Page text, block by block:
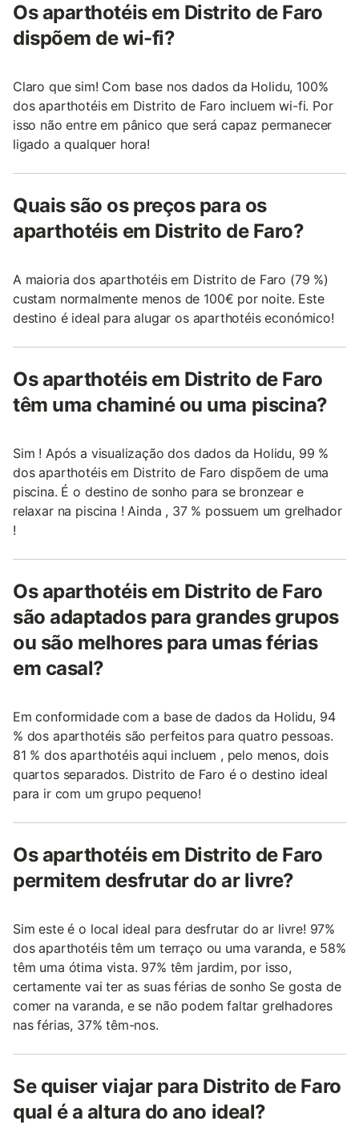
Os aparthotéis em Distrito de Faro
dispõem de wi-fi?
Claro que sim! Com base nos dados da Holidu, 100%
dos aparthotéis em Distrito de Faro incluem wi-fi. Por
isso não entre em pânico que será capaz permanecer
ligado a qualquer hora!
Quais são os preços para os
aparthotéis em Distrito de Faro?
A maioria dos aparthotéis em Distrito de Faro (79 %)
custam normalmente menos de 100€ por noite. Este
destino é ideal para alugar os aparthotéis económico!
Os aparthotéis em Distrito de Faro
têm uma chaminé ou uma piscina?
Sim ! Após a visualização dos dados da Holidu, 99 %
dos aparthotéis em Distrito de Faro dispõem de uma
piscina. É o destino de sonho para se bronzear e
relaxar na piscina ! Ainda , 37 % possuem um grelhador
!
Os aparthotéis em Distrito de Faro
são adaptados para grandes grupos
ou são melhores para umas férias
em casal?
Em conformidade com a base de dados da Holidu, 94
% dos aparthotéis são perfeitos para quatro pessoas.
81 % dos aparthotéis aqui incluem , pelo menos, dois
quartos separados. Distrito de Faro é o destino ideal
para ir com um grupo pequeno!
Os aparthotéis em Distrito de Faro
permitem desfrutar do ar livre?
Sim este é o local ideal para desfrutar do ar livre! 97%
dos aparthotéis têm um terraço ou uma varanda, e 58%
têm uma ótima vista. 97% têm jardim, por isso,
certamente vai ter as suas férias de sonho Se gosta de
comer na varanda, e se não podem faltar grelhadores
nas férias, 37% têm-nos.
Se quiser viajar para Distrito de Faro
qual é a altura do ano ideal?